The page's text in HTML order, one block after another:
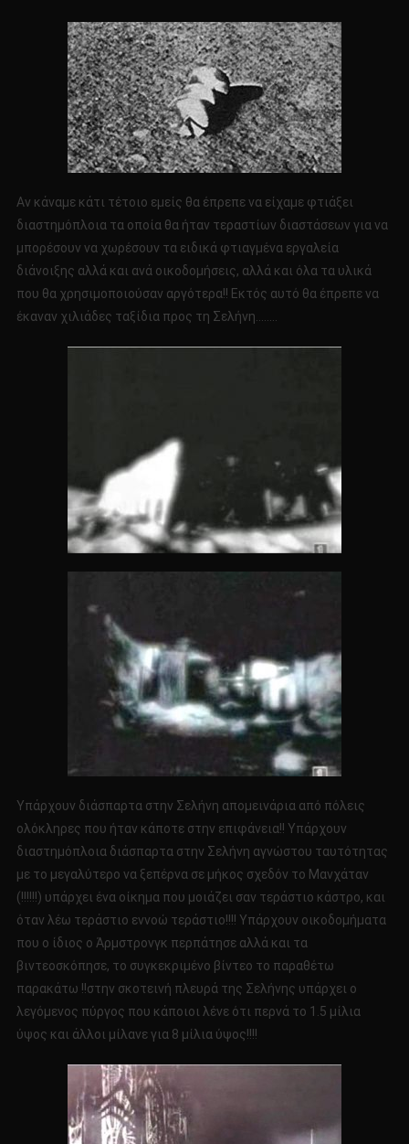
Αν κάναμε κάτι τέτοιο εμείς θα έπρεπε να είχαμε φτιάξει
διαστημόπλοια τα οποία θα ήταν τεραστίων διαστάσεων για να
μπορέσουν να χωρέσουν τα ειδικά φτιαγμένα εργαλεία
διάνοιξης αλλά και ανά οικοδομήσεις, αλλά και όλα τα υλικά
που θα χρησιμοποιούσαν αργότερα!! Εκτός αυτό θα έπρεπε να
έκαναν χιλιάδες ταξίδια προς τη Σελήνη……..
Υπάρχουν διάσπαρτα στην Σελήνη απομεινάρια από πόλεις
ολόκληρες που ήταν κάποτε στην επιφάνεια!! Υπάρχουν
διαστημόπλοια διάσπαρτα στην Σελήνη αγνώστου ταυτότητας
με το μεγαλύτερο να ξεπέρνα σε μήκος σχεδόν το Μανχάταν
(!!!!!!) υπάρχει ένα οίκημα που μοιάζει σαν τεράστιο κάστρο, και
όταν λέω τεράστιο εννοώ τεράστιο!!!! Υπάρχουν οικοδομήματα
που ο ίδιος ο Άρμστρονγκ περπάτησε αλλά και τα
βιντεοσκόπησε, το συγκεκριμένο βίντεο το παραθέτω
παρακάτω !!στην σκοτεινή πλευρά της Σελήνης υπάρχει ο
λεγόμενος πύργος που κάποιοι λένε ότι περνά το 1.5 μίλια
ύψος και άλλοι μίλανε για 8 μίλια ύψος!!!!